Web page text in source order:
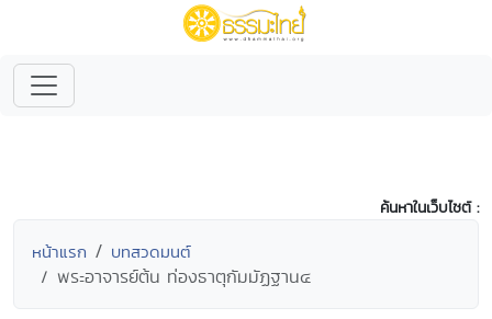
ค้นหาในเว็บไซต์ :
หน้าแรก บทสวดมนต์
พระอาจารย์ต้น ท่องธาตุกัมมัฏฐาน๔